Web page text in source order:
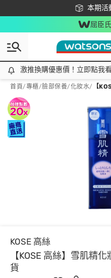
本期活
下載
屈臣
激推換購優惠價！立即點我看
激推換購優惠價！立即點我
首頁/專櫃/臉部保養/化妝水/ 【
KOSE 高絲
【KOSE 高絲】雪肌精
貨